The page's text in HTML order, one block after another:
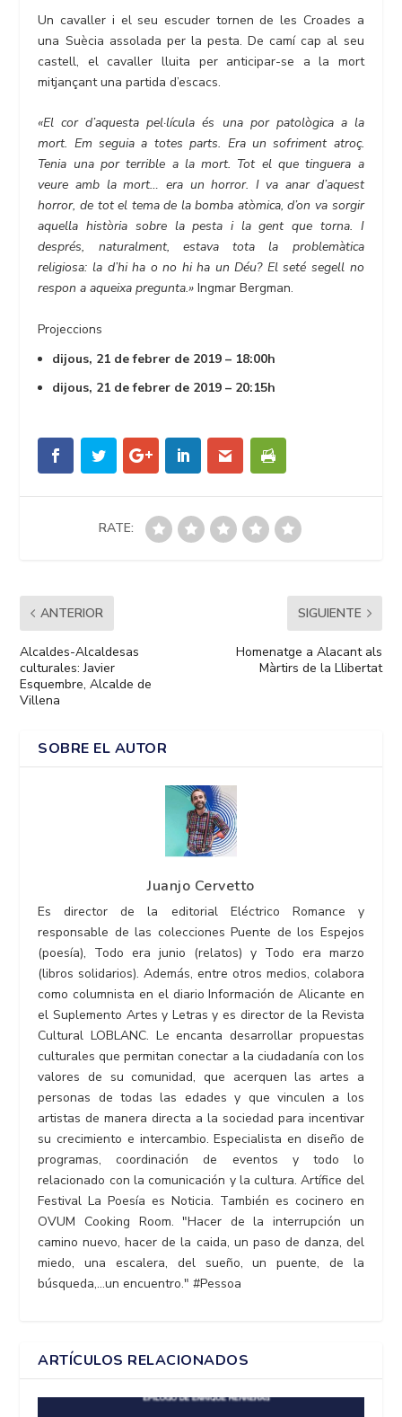
Un cavaller i el seu escuder tornen de les Croades a
una Suècia assolada per la pesta. De camí cap al seu
castell, el cavaller lluita per anticipar-se a la mort
mitjançant una partida d’escacs.
«El cor d’aquesta pel·lícula és una por patològica a la
mort. Em seguia a totes parts. Era un sofriment atroç.
Tenia una por terrible a la mort. Tot el que tinguera a
veure amb la mort… era un horror. I va anar d’aquest
horror, de tot el tema de la bomba atòmica, d’on va sorgir
aquella història sobre la pesta i la gent que torna. I
després, naturalment, estava tota la problemàtica
religiosa: la d’hi ha o no hi ha un Déu? El seté segell no
respon a aqueixa pregunta.» Ingmar Bergman.
Projeccions
dijous, 21 de febrer de 2019 – 18:00h
dijous, 21 de febrer de 2019 – 20:15h
RATE:
ANTERIOR
Alcaldes-Alcaldesas
culturales: Javier
Esquembre, Alcalde de
Villena
SIGUIENTE
Homenatge a Alacant als
Màrtirs de la Llibertat
SOBRE EL AUTOR
Juanjo Cervetto
Es director de la editorial Eléctrico Romance y
responsable de las colecciones Puente de los Espejos
(poesía), Todo era junio (relatos) y Todo era marzo
(libros solidarios). Además, entre otros medios, colabora
como columnista en el diario Información de Alicante en
el Suplemento Artes y Letras y es director de la Revista
Cultural LOBLANC. Le encanta desarrollar propuestas
culturales que permitan conectar a la ciudadanía con los
valores de su comunidad, que acerquen las artes a
personas de todas las edades y que vinculen a los
artistas de manera directa a la sociedad para incentivar
su crecimiento e intercambio. Especialista en diseño de
programas, coordinación de eventos y todo lo
relacionado con la comunicación y la cultura. Artífice del
Festival La Poesía es Noticia. También es cocinero en
OVUM Cooking Room. "Hacer de la interrupción un
camino nuevo, hacer de la caida, un paso de danza, del
miedo, una escalera, del sueño, un puente, de la
búsqueda,...un encuentro." #Pessoa
ARTÍCULOS RELACIONADOS